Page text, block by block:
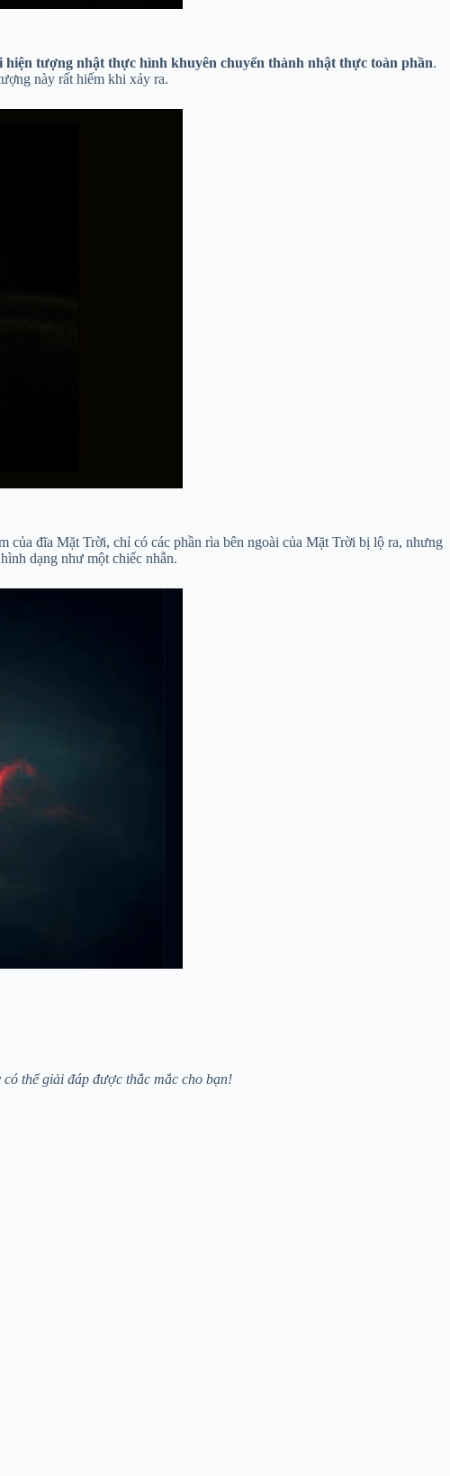
hiện tượng nhật thực hình khuyên chuyển thành nhật thực toàn phần.
này rất hiếm khi xảy ra.
của đĩa Mặt Trời, chỉ có các phần rìa bên ngoài của Mặt Trời bị lộ ra, nhưng
dạng như một chiếc nhẫn.
thể giải đáp được thắc mắc cho bạn!